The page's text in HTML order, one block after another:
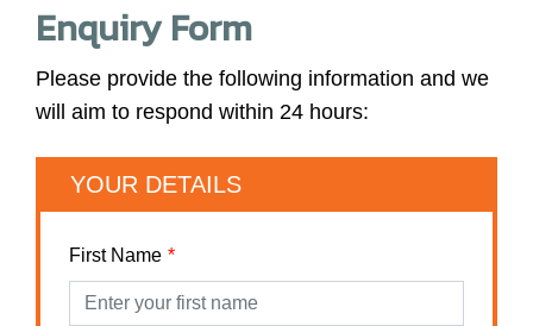
Enquiry Form
Please provide the following information and we
will aim to respond within 24 hours:
YOUR DETAILS
First Name